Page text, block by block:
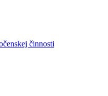
činnosti